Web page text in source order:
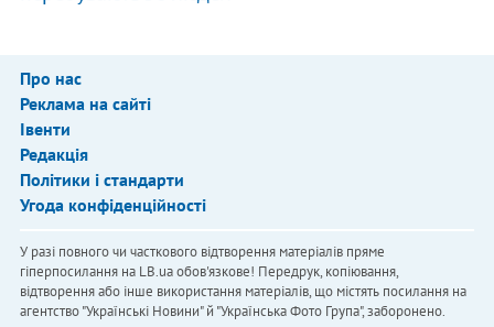
Про нас
Реклама на сайті
Івенти
Редакція
Політики і стандарти
Угода конфіденційності
У разі повного чи часткового відтворення матеріалів пряме
гіперпосилання на LB.ua обов'язкове! Передрук, копіювання,
відтворення або інше використання матеріалів, що містять посилання на
агентство "Українськi Новини" й "Українська Фото Група", заборонено.